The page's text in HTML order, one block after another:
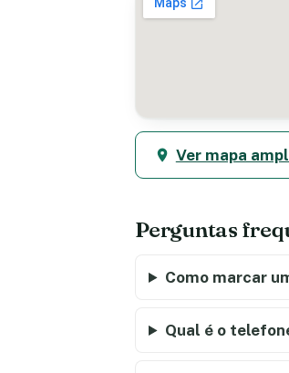
Ver mapa
Perguntas
Como marcar
Qual é o